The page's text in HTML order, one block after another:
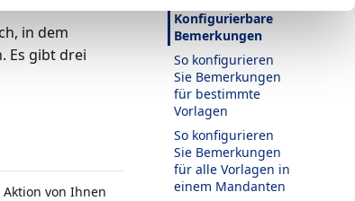
in dem
Es gibt drei
von Ihnen
Konfigurierbare
Bemerkungen
So konfigurieren
Sie Bemerkungen
für bestimmte
Vorlagen
So konfigurieren
Sie Bemerkungen
für alle Vorlagen in
einem Mandanten